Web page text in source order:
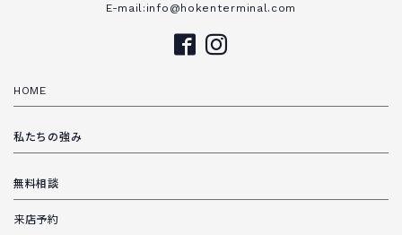
E-mail:info@hokenterminal.com
HOME
私たちの強み
無料相談
来店予約